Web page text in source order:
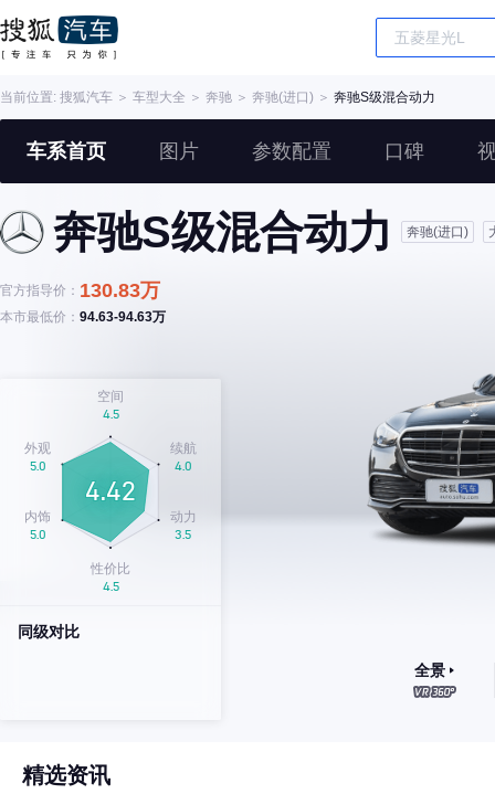
当前位置: 搜狐汽车 ＞ 车型大全 ＞ 奔驰 ＞ 奔驰(进口) ＞ 奔驰S级混合动力
车系首页 图片 参数配置 口碑
奔驰S级混合动力 奔驰(进口)
官方指导价： 130.83万
本市最低价： 94.63-94.63万
同级对比
全景
精选资讯